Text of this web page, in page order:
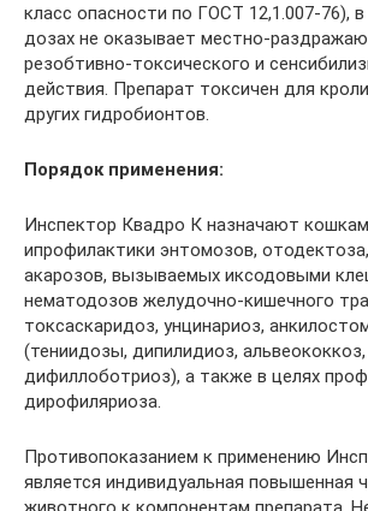
класс опасности по ГОСТ 12,1.007-76),
дозах не оказывает местно-
резобтивно-токсического и
действия. Препарат токсичен для
других гидробионтов.
Порядок применения:
Инспектор Квадро К назначают
ипрофилактики энтомозов,
акарозов, вызываемых иксодовыми
нематодозов желудочно-кишечного
токсаскаридоз, унцинариоз,
(тениидозы, дипилидиоз,
дифиллоботриоз), а также в целях
дирофиляриоза.
Противопоказанием к применению
является индивидуальная повышенная